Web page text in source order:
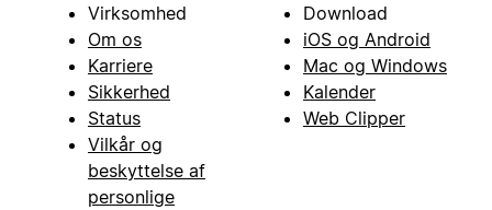
Virksomhed
Om os
Karriere
Sikkerhed
Status
Vilkår og
beskyttelse af
personlige
Download
iOS og Android
Mac og Windows
Kalender
Web Clipper